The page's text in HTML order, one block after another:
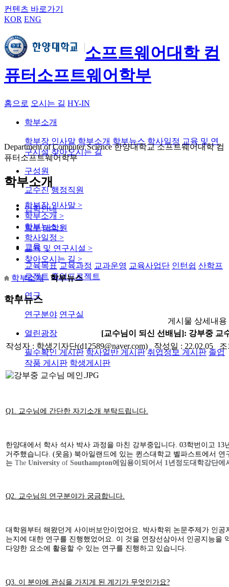
컨텐츠 바로가기
KOR ENG
소프트웨어대학 컴
퓨터소프트웨어학부
홈으로 오시는 길 HY-IN
학부소개
학부장 인사말 학부소개 학부뉴스 학사일정 교육 및 연
구시설 찾아오시는 길
구성원
교수진 행정직원
입학안내
학부 대학원
교육
교육목표 교육과정 교과운영 교육사업단 인턴쉽 산학프
로젝트 졸업프로젝트
연구
연구분야 연구실
열린광장
필수확인 게시판 학사일반 게시판 취업정보 게시판 졸업
작품 게시판 학생게시판
Department of Computer Science 한양대학교 소프트웨어대학 컴
퓨터소프트웨어학부
학부소개
학부장 인사말 >
학부소개 >
학부뉴스>
학사일정 >
교육 및 연구시설 >
찾아오시는 길 >
학부소개 학부뉴스
학부뉴스
게시물 상세내용
[교수님이 되신 선배님]: 강부중 교
작성자 : 학생기자단(d12589@naver.com) 작성일 : 22.02.05
Q1. 교수님에 간단한 자기소개 부탁드립니다.
한양대에서 학사 석사 박사 과정을 마친 강부중입니다. 03학번이고 13
거주했습니다. (웃음) 북아일랜드에 있는 퀸스대학교 벨파스트에서 연
는 The University of Southampton에 임용이 되어서 1년정도대학강단에
Q2. 교수님의 연구분야가 궁금합니다.
대학원부터 해왔던게 사이버보안이었어요. 박사학위 논문주제가 인
는지에 대한 연구를 진행했었어요. 이 것을 연장선삼아서 인공지능을
다양한 요소에 활용할 수 있는 연구를 진행하고 있습니다.
Q3. 이 분야에 관심을 가지게 된 계기가 무엇인가요?